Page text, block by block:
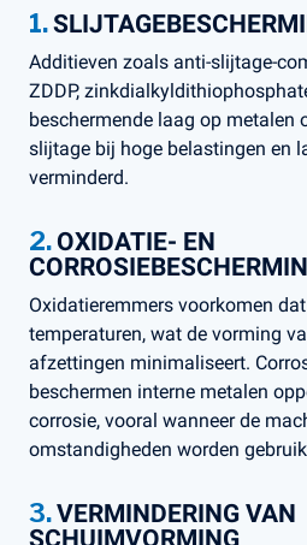
1.
Additieven zoals anti-slijtage-
ZDDP,
beschermende laag op metalen
slijtage bij hoge belastingen en
verminderd.
2.OXIDATIE- EN
Oxidatieremmers voorkomen
temperaturen, wat de vorming
afzettingen minimaliseert.
beschermen interne metalen
corrosie, vooral wanneer de
omstandigheden worden
3.VERMINDERING VAN
SCHUIMVORMING